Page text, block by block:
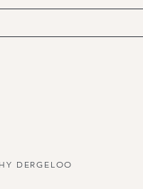
DERGELOO